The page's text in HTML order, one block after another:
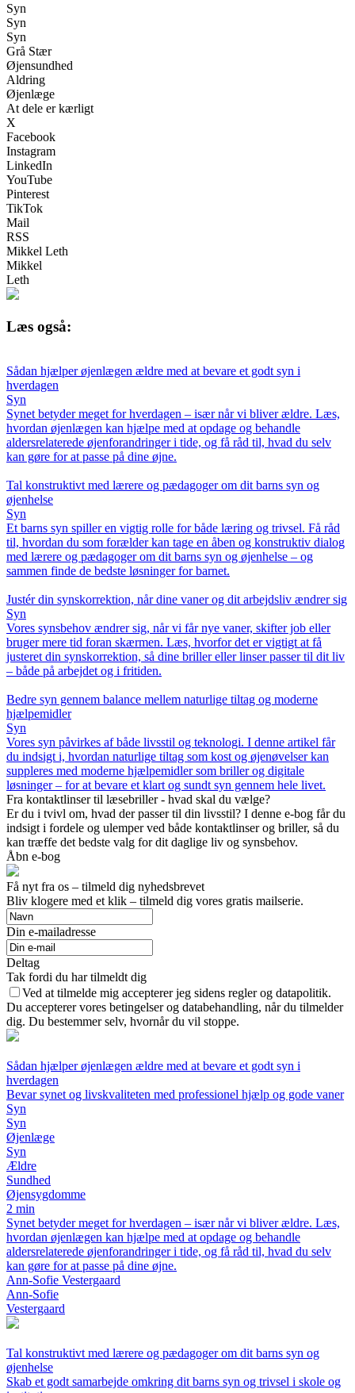
Syn
Syn
Syn
Grå Stær
Øjensundhed
Aldring
Øjenlæge
At dele er kærligt
X
Facebook
Instagram
LinkedIn
YouTube
Pinterest
TikTok
Mail
RSS
Mikkel Leth
Mikkel
Leth
Læs også:
Sådan hjælper øjenlægen ældre med at bevare et godt syn i
hverdagen
Syn
Synet betyder meget for hverdagen – især når vi bliver ældre. Læs,
hvordan øjenlægen kan hjælpe med at opdage og behandle
aldersrelaterede øjenforandringer i tide, og få råd til, hvad du selv
kan gøre for at passe på dine øjne.
Tal konstruktivt med lærere og pædagoger om dit barns syn og
øjenhelse
Syn
Et barns syn spiller en vigtig rolle for både læring og trivsel. Få råd
til, hvordan du som forælder kan tage en åben og konstruktiv dialog
med lærere og pædagoger om dit barns syn og øjenhelse – og
sammen finde de bedste løsninger for barnet.
Justér din synskorrektion, når dine vaner og dit arbejdsliv ændrer sig
Syn
Vores synsbehov ændrer sig, når vi får nye vaner, skifter job eller
bruger mere tid foran skærmen. Læs, hvorfor det er vigtigt at få
justeret din synskorrektion, så dine briller eller linser passer til dit liv
– både på arbejdet og i fritiden.
Bedre syn gennem balance mellem naturlige tiltag og moderne
hjælpemidler
Syn
Vores syn påvirkes af både livsstil og teknologi. I denne artikel får
du indsigt i, hvordan naturlige tiltag som kost og øjenøvelser kan
suppleres med moderne hjælpemidler som briller og digitale
løsninger – for at bevare et klart og sundt syn gennem hele livet.
Fra kontaktlinser til læsebriller - hvad skal du vælge?
Er du i tvivl om, hvad der passer til din livsstil? I denne e-bog får du
indsigt i fordele og ulemper ved både kontaktlinser og briller, så du
kan træffe det bedste valg for dit daglige liv og synsbehov.
Åbn e-bog
Få nyt fra os – tilmeld dig nyhedsbrevet
Bliv klogere med et klik – tilmeld dig vores gratis mailserie.
Din e-mailadresse
Deltag
Tak fordi du har tilmeldt dig
Ved at tilmelde mig accepterer jeg sidens regler og datapolitik.
Du accepterer vores betingelser og databehandling, når du tilmelder
dig. Du bestemmer selv, hvornår du vil stoppe.
Sådan hjælper øjenlægen ældre med at bevare et godt syn i
hverdagen
Bevar synet og livskvaliteten med professionel hjælp og gode vaner
Syn
Syn
Øjenlæge
Syn
Ældre
Sundhed
Øjensygdomme
2 min
Synet betyder meget for hverdagen – især når vi bliver ældre. Læs,
hvordan øjenlægen kan hjælpe med at opdage og behandle
aldersrelaterede øjenforandringer i tide, og få råd til, hvad du selv
kan gøre for at passe på dine øjne.
Ann-Sofie Vestergaard
Ann-Sofie
Vestergaard
Tal konstruktivt med lærere og pædagoger om dit barns syn og
øjenhelse
Skab et godt samarbejde omkring dit barns syn og trivsel i skole og